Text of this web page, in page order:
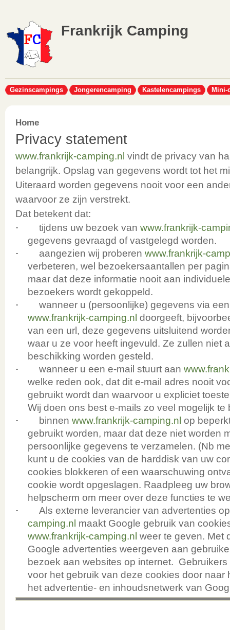
Frankrijk Camping
Gezinscampings Jongerencamping Kastelencampings Mini-
Home
Privacy statement
www.frankrijk-camping.nl vindt de privacy van
belangrijk. Opslag van gegevens wordt tot het
Uiteraard worden gegevens nooit voor een
waarvoor ze zijn verstrekt.
Dat betekent dat:
·
tijdens uw bezoek van www.frankrijk-
gegevens gevraagd of vastgelegd worden.
·
aangezien wij proberen www.frankrijk-
verbeteren, wel bezoekersaantallen per
maar dat deze informatie nooit aan
bezoekers wordt gekoppeld.
·
wanneer u (persoonlijke) gegevens via
www.frankrijk-camping.nl doorgeeft,
van een url, deze gegevens uitsluitend
waar u ze voor heeft ingevuld. Ze zullen niet
beschikking worden gesteld.
·
wanneer u een e-mail stuurt aan
welke reden ook, dat dit e-mail adres nooit
gebruikt wordt dan waarvoor u expliciet
Wij doen ons best e-mails zo veel mogelijk te
·
binnen www.frankrijk-camping.nl op
gebruikt worden, maar dat deze niet worden
persoonlijke gegevens te verzamelen. (Nb
kunt u de cookies van de harddisk van uw
cookies blokkeren of een waarschuwing
cookie wordt opgeslagen. Raadpleeg uw
helpscherm om meer over deze functies te
·
Als externe leverancier van advertenties
camping.nl maakt Google gebruik van
www.frankrijk-camping.nl weer te geven. Met
Google advertenties weergeven aan
bezoek aan websites op internet.
voor het gebruik van deze cookies door naar
het advertentie- en inhoudsnetwerk van